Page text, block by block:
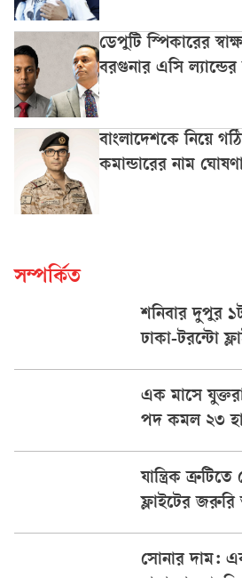
ডেপুটি স্পিকারের
বরগুনার এসি ল্যান্ডের
বাংলাদেশকে নিয়ে
কমান্ডারের নাম
সম্পর্কিত
শনিবার দুপুর
ঢাকা-টরন্টো
এক মাসে
পদ কমল ২৩
যান্ত্রিক
ফ্লাইটের
সোনার দাম: